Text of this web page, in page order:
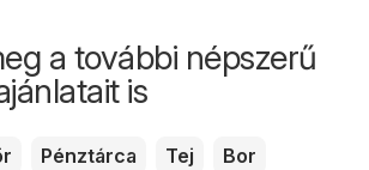
a további népszerű
is
Pénztárca Tej
Bor